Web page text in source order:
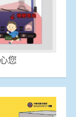
您